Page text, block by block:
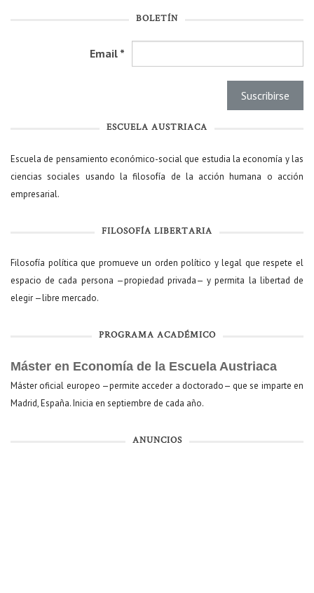
BOLETÍN
Email *
ESCUELA AUSTRIACA
Escuela de pensamiento económico-social que estudia la economía y las
ciencias sociales usando la filosofía de la acción humana o acción
empresarial.
FILOSOFÍA LIBERTARIA
Filosofía política que promueve un orden político y legal que respete el
espacio de cada persona —propiedad privada— y permita la libertad de
elegir —libre mercado.
PROGRAMA ACADÉMICO
Máster en Economía de la Escuela Austriaca
Máster oficial europeo —permite acceder a doctorado— que se imparte en
Madrid, España. Inicia en septiembre de cada año.
ANUNCIOS